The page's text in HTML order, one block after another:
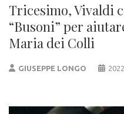
Tricesimo, Vivaldi
“Busoni” per
Maria dei Colli
GIUSEPPE LONGO